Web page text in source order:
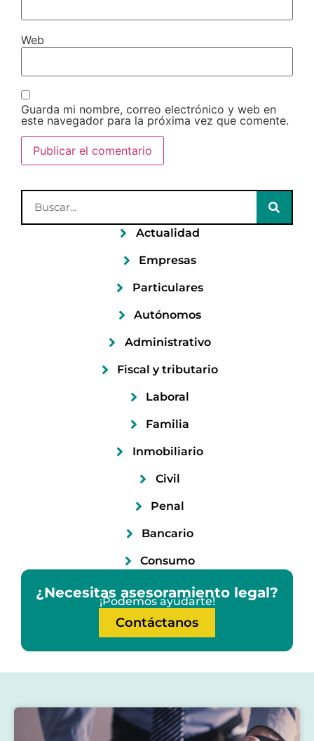
Web
Guarda mi nombre, correo electrónico y web en
este navegador para la próxima vez que comente.
Actualidad
Empresas
Particulares
Autónomos
Administrativo
Fiscal y tributario
Laboral
Familia
Inmobiliario
Civil
Penal
Bancario
Consumo
¿Necesitas asesoramiento legal?
¡Podemos ayudarte!
Contáctanos